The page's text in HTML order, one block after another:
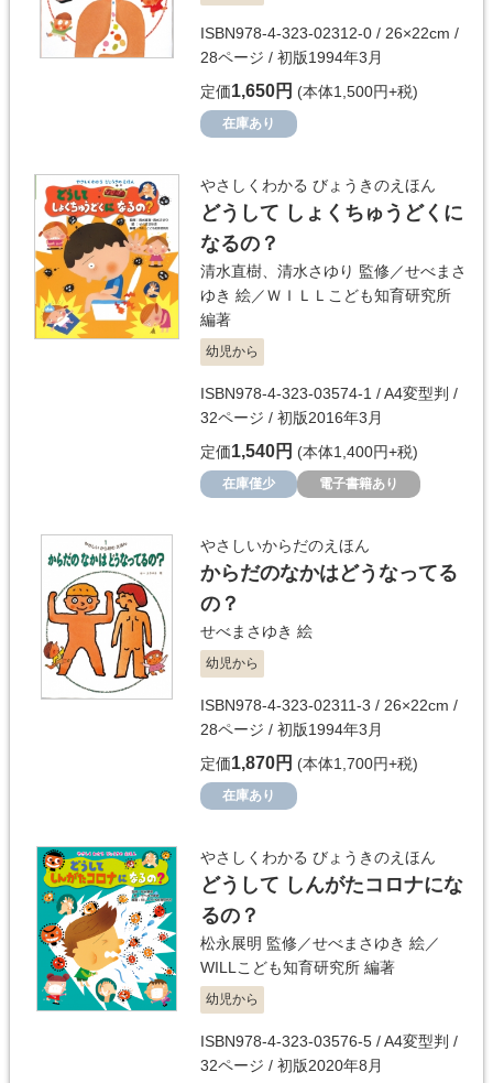
ISBN978-4-323-02312-0 / 26×22cm /
28ページ / 初版1994年3月
定価1,650円 (本体1,500円+税)
在庫あり
やさしくわかる びょうきのえほん
どうして しょくちゅうどくに
なるの？
清水直樹 清水さゆり 監修／せべまさ
ゆき 絵／ＷＩＬＬこども知育研究所
編著
幼児から
ISBN978-4-323-03574-1 / A4変型判 /
32ページ / 初版2016年3月
定価1,540円 (本体1,400円+税)
在庫僅少 電子書籍あり
やさしいからだのえほん
からだのなかはどうなってる
の？
せべまさゆき 絵
幼児から
ISBN978-4-323-02311-3 / 26×22cm /
28ページ / 初版1994年3月
定価1,870円 (本体1,700円+税)
在庫あり
やさしくわかる びょうきのえほん
どうして しんがたコロナにな
るの？
松永展明 監修／せべまさゆき 絵／
WILLこども知育研究所 編著
幼児から
ISBN978-4-323-03576-5 / A4変型判 /
32ページ / 初版2020年8月